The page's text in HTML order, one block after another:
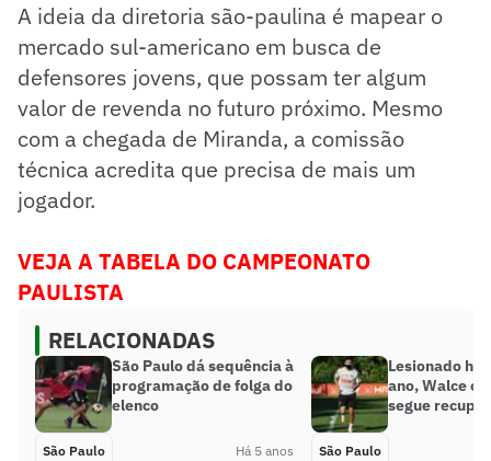
A ideia da diretoria são-paulina é mapear o
mercado sul-americano em busca de
defensores jovens, que possam ter algum
valor de revenda no futuro próximo. Mesmo
com a chegada de Miranda, a comissão
técnica acredita que precisa de mais um
jogador.
VEJA A TABELA DO CAMPEONATO
PAULISTA
RELACIONADAS
São Paulo dá sequência à
programação de folga do
elenco
São Paulo Há 5 anos
Lesionado há
ano, Walce
segue
São Paulo